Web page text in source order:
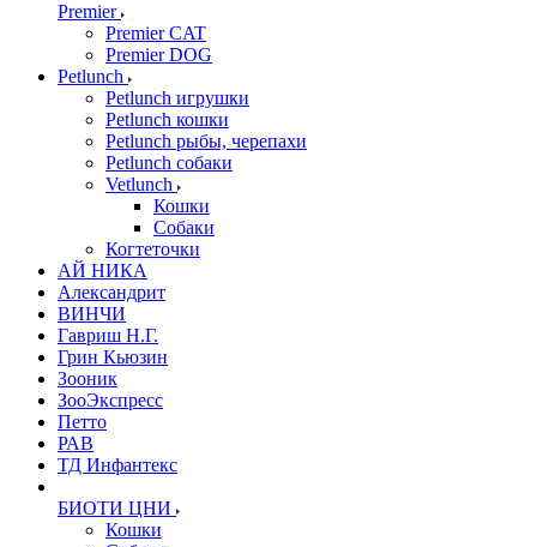
Premier
Premier CAT
Premier DOG
Petlunch
Petlunch игрушки
Petlunch кошки
Petlunch рыбы, черепахи
Petlunch собаки
Vetlunch
Кошки
Собаки
Когтеточки
АЙ НИКА
Александрит
ВИНЧИ
Гавриш Н.Г.
Грин Кьюзин
Зооник
ЗооЭкспресс
Петто
РАВ
ТД Инфантекс
БИОТИ ЦНИ
Кошки